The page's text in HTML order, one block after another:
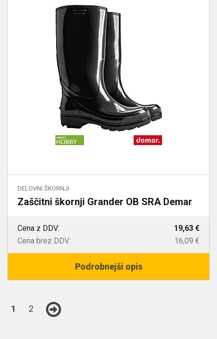
DELOVNI ŠKORNJI
Zaščitni škornji Grander OB SRA Demar
Cena z DDV:
19,63 €
Cena brez DDV:
16,09 €
Podrobnejši opis
1 2